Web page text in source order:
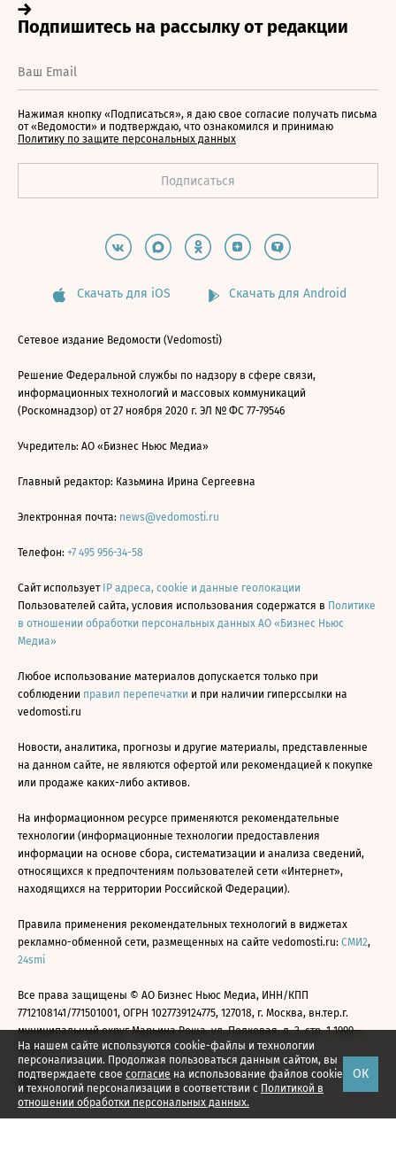
На нашем сайте используются cookie-файлы и технологии
персонализации. Продолжая пользоваться данным сайтом, вы
подтверждаете свое согласие на использование файлов cookie
и технологий персонализации в соответствии с Политикой в
отношении обработки персональных данных.
ОК
Нажимая кнопку «Подписаться», я даю свое согласие получать письма
от «Ведомости» и подтверждаю, что ознакомился и принимаю
Политику по защите персональных данных
Скачать для iOS Скачать для Android
Сетевое издание Ведомости (Vedomosti)
Решение Федеральной службы по надзору в сфере связи,
информационных технологий и массовых коммуникаций
(Роскомнадзор) от 27 ноября 2020 г. ЭЛ № ФС 77-79546
Учредитель: АО «Бизнес Ньюс Медиа»
Главный редактор: Казьмина Ирина Сергеевна
Электронная почта: news@vedomosti.ru
Телефон: +7 495 956-34-58
Сайт использует IP адреса, cookie и данные геолокации
Пользователей сайта, условия использования содержатся в Политике
в отношении обработки персональных данных АО «Бизнес Ньюс
Медиа»
Любое использование материалов допускается только при
соблюдении правил перепечатки и при наличии гиперссылки на
vedomosti.ru
Новости, аналитика, прогнозы и другие материалы, представленные
на данном сайте, не являются офертой или рекомендацией к покупке
или продаже каких-либо активов.
На информационном ресурсе применяются рекомендательные
технологии (информационные технологии предоставления
информации на основе сбора, систематизации и анализа сведений,
относящихся к предпочтениям пользователей сети «Интернет»,
находящихся на территории Российской Федерации).
Правила применения рекомендательных технологий в виджетах
рекламно-обменной сети, размещенных на сайте vedomosti.ru: СМИ2,
24smi
Все права защищены © АО Бизнес Ньюс Медиа, ИНН/КПП
7712108141/771501001, ОГРН 1027739124775, 127018, г. Москва, вн.тер.г.
муниципальный округ Марьина Роща, ул. Полковая, д. 3, стр. 1 1999—
2026